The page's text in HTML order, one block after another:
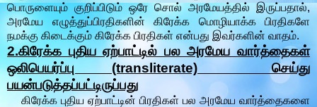
பொருளையும் குறிப்பிடும் ஒரே சொல் அரமேயத்தில் இருப்பதால்,
அரமேய எழுத்துப்பிரதிகளின் கிரேக்க மொழியாக்க பிரதிகளே
நமக்கு கிடைக்கும் கிரேக்க பிரதிகள் என்பது இவர்களின் வாதம்.
2.கிரேக்க புதிய ஏற்பாட்டில் பல அரமேய வார்த்தைகள்
ஒலிபெயர்ப்பு (transliterate) செய்து
பயன்படுத்தப்பட்டிருப்பது
கிரேக்க புதிய ஏற்பாட்டின் பிரதிகள் பல அரமேய வார்த்தைகளை